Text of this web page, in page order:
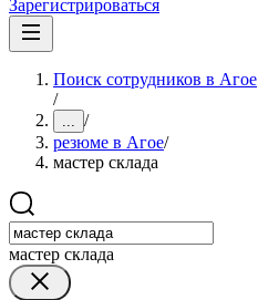
Зарегистрироваться
Поиск сотрудников в Агое
/
... /
резюме в Агое/
мастер склада
мастер склада